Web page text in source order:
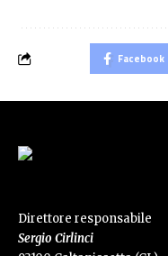
Facebook
Direttore responsabile
Sergio Cirlinci